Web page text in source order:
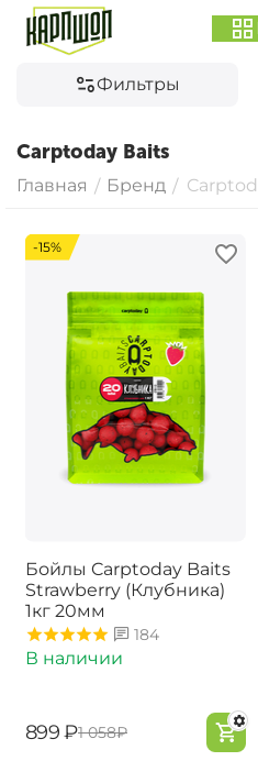
Фильтры
Carptoday Baits
Главная / Бренд /
-15%
Бойлы Carptoday Baits
Strawberry (Клубника)
1кг 20мм
184
В наличии
‍899‍ ₽‍1 058‍₽